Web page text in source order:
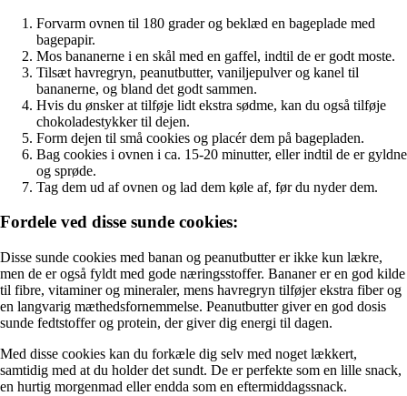
Forvarm ovnen til 180 grader og beklæd en bageplade med
bagepapir.
Mos bananerne i en skål med en gaffel, indtil de er godt moste.
Tilsæt havregryn, peanutbutter, vaniljepulver og kanel til
bananerne, og bland det godt sammen.
Hvis du ønsker at tilføje lidt ekstra sødme, kan du også tilføje
chokoladestykker til dejen.
Form dejen til små cookies og placér dem på bagepladen.
Bag cookies i ovnen i ca. 15-20 minutter, eller indtil de er gyldne
og sprøde.
Tag dem ud af ovnen og lad dem køle af, før du nyder dem.
Fordele ved disse sunde cookies:
Disse sunde cookies med banan og peanutbutter er ikke kun lækre,
men de er også fyldt med gode næringsstoffer. Bananer er en god kilde
til fibre, vitaminer og mineraler, mens havregryn tilføjer ekstra fiber og
en langvarig mæthedsfornemmelse. Peanutbutter giver en god dosis
sunde fedtstoffer og protein, der giver dig energi til dagen.
Med disse cookies kan du forkæle dig selv med noget lækkert,
samtidig med at du holder det sundt. De er perfekte som en lille snack,
en hurtig morgenmad eller endda som en eftermiddagssnack.